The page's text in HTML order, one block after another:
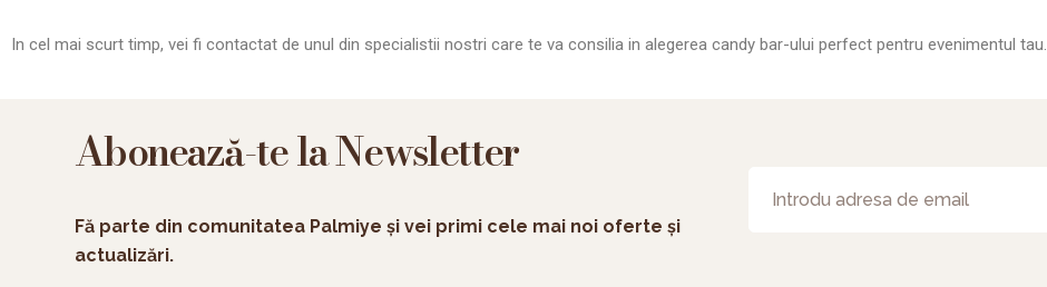
In cel mai scurt timp, vei fi contactat de unul din specialistii nostri care te va consilia in alegerea candy bar-ului perfect pentru evenimentul tau.
Abonează-te la Newsletter
Fă parte din comunitatea Palmiye și vei primi cele mai noi oferte și
actualizări.